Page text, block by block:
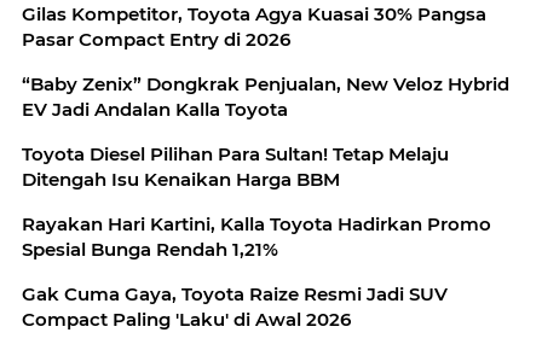
Gilas Kompetitor, Toyota Agya Kuasai 30% Pangsa
Pasar Compact Entry di 2026
“Baby Zenix” Dongkrak Penjualan, New Veloz Hybrid
EV Jadi Andalan Kalla Toyota
Toyota Diesel Pilihan Para Sultan! Tetap Melaju
Ditengah Isu Kenaikan Harga BBM
Rayakan Hari Kartini, Kalla Toyota Hadirkan Promo
Spesial Bunga Rendah 1,21%
Gak Cuma Gaya, Toyota Raize Resmi Jadi SUV
Compact Paling 'Laku' di Awal 2026